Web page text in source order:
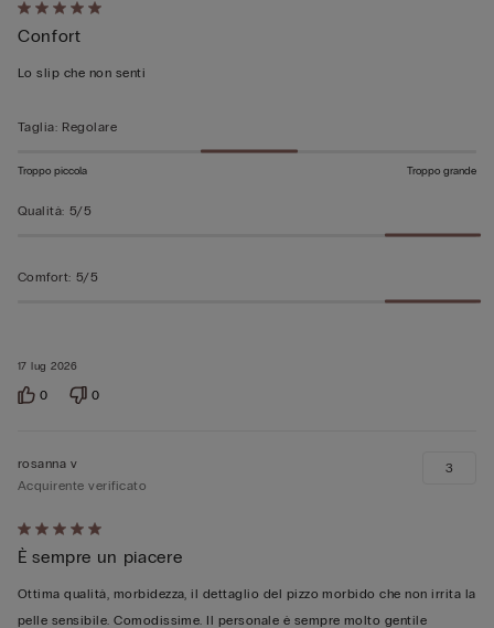
Valutato
5
su
17 lug 2026
Confort
Lo slip che non senti
Taglia: Regolare
Troppo piccola Troppo grande
Qualità: 5/5
Comfort: 5/5
0 0
Valutato
5
su
5
rosanna v
Acquirente verificato
È sempre un piacere
Ottima qualità, morbidezza, il dettaglio del pizzo morbido che non irrita la
pelle sensibile. Comodissime. Il personale è sempre molto gentile
3